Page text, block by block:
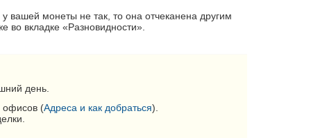
вашей монеты не так, то она отчеканена другим
вкладке «Разновидности».
день.
офисов (Адреса и как добраться).